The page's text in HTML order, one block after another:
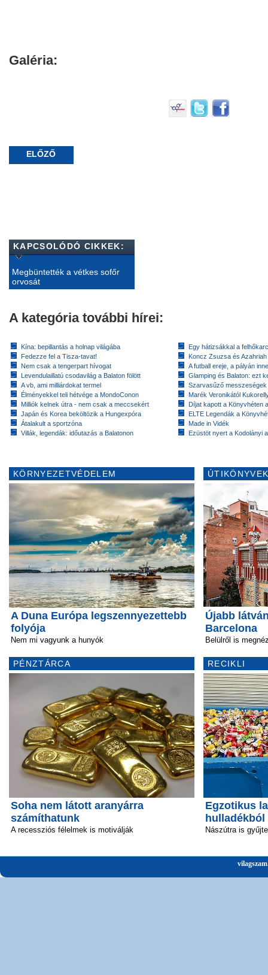
Galéria:
ELŐZŐ
KAPCSOLÓDÓ CIKKEK:
Megbüntették a vétkes sofőr
orvosát
A kategória további hírei:
Kína: bepillantás a holnap világába
Fedezze fel a Tisza-tavat!
Nem csak a tengerpart hívogat
Levendulaillatú csodavilág a Balaton fölött
A vb, ami milliárdokat termel
Élményekkel teli hétvége a MondoConon
Milliók kelnek útra - nem csak a meccsekért
Japán és Korea beköltözik a Hungexpóra
Átalakult a sportzóna
Villák, legendák: időutazás a Balatonon
Egy hátizsákkal a
Koncz Zsuzsa és
A futball ereje, a pályán
Glamping és Balaton: ezt
Szarvasűző messzeségek
Marék Veronikától
Díjat kapott a Könyvhéten
ELTE Legendák a
Made in Vidék
Ezüstöt nyert a Kodolányi
KÖRNYEZETVÉDELEM
A Duna Európa legszennyezettebb
folyója
Nem mi vagyunk a hunyók
PÉNZTÁRCA
Soha nem látott aranyárra
számíthatunk
A recessziós félelmek is motiválják
Újabb
Barcelona
Belülről is
RECIKLI
Egzotikus
hulladékból
Nászútra is